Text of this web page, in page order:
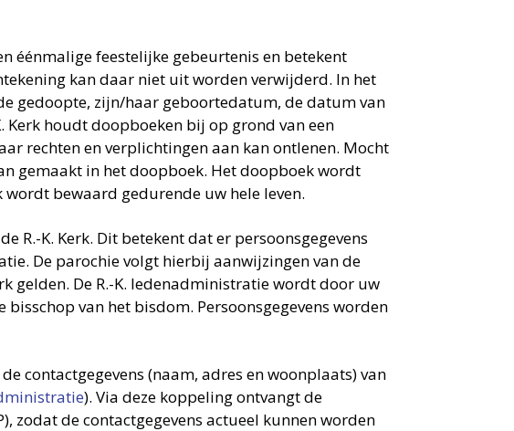
éénmalige feestelijke gebeurtenis en betekent
kan daar niet uit worden verwijderd. In het
gedoopte, zijn/haar geboortedatum, de datum van
Kerk houdt doopboeken bij op grond van een
rechten en verplichtingen aan kan ontlenen. Mocht
gemaakt in het doopboek. Het doopboek wordt
bewaard gedurende uw hele leven.
R.-K. Kerk. Dit betekent dat er persoonsgegevens
De parochie volgt hierbij aanwijzingen van de
gelden. De R.-K. ledenadministratie wordt door uw
van het bisdom. Persoonsgegevens worden
contactgegevens (naam, adres en woonplaats) van
). Via deze koppeling ontvangt de
zodat de contactgegevens actueel kunnen worden